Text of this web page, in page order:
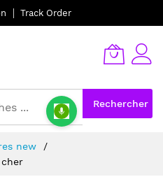
Track Order
Rechercher
new